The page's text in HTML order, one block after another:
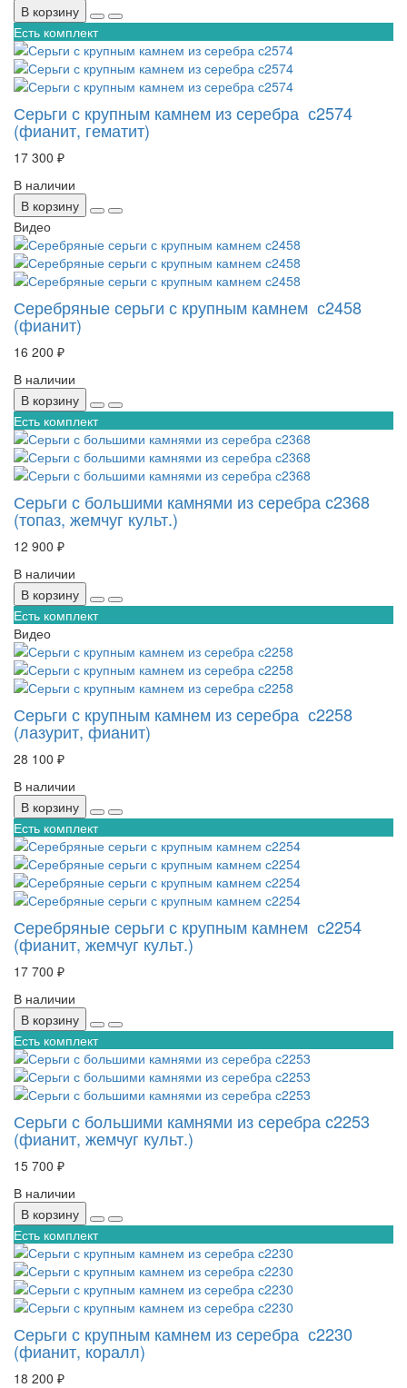
В корзину
Есть комплект
Серьги с крупным камнем из серебра с2574
(фианит, гематит)
17 300 ₽
В наличии
В корзину
Видео
Серебряные серьги с крупным камнем с2458
(фианит)
16 200 ₽
В наличии
В корзину
Есть комплект
Серьги с большими камнями из серебра с2368
(топаз, жемчуг культ.)
12 900 ₽
В наличии
В корзину
Есть комплект
Видео
Серьги с крупным камнем из серебра с2258
(лазурит, фианит)
28 100 ₽
В наличии
В корзину
Есть комплект
Серебряные серьги с крупным камнем с2254
(фианит, жемчуг культ.)
17 700 ₽
В наличии
В корзину
Есть комплект
Серьги с большими камнями из серебра с2253
(фианит, жемчуг культ.)
15 700 ₽
В наличии
В корзину
Есть комплект
Серьги с крупным камнем из серебра с2230
(фианит, коралл)
18 200 ₽